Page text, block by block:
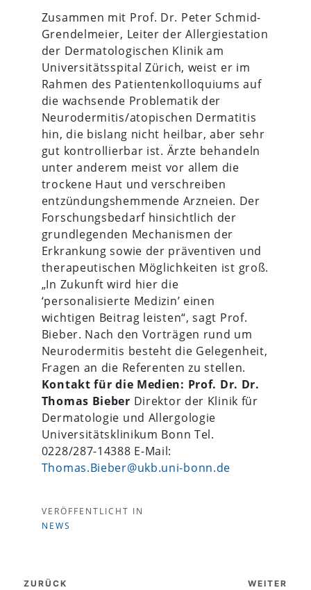
Zusammen mit Prof. Dr. Peter Schmid-
Grendelmeier, Leiter der Allergiestation
der Dermatologischen Klinik am
Universitätsspital Zürich, weist er im
Rahmen des Patientenkolloquiums auf
die wachsende Problematik der
Neurodermitis/atopischen Dermatitis
hin, die bislang nicht heilbar, aber sehr
gut kontrollierbar ist. Ärzte behandeln
unter anderem meist vor allem die
trockene Haut und verschreiben
entzündungshemmende Arzneien. Der
Forschungsbedarf hinsichtlich der
grundlegenden Mechanismen der
Erkrankung sowie der präventiven und
therapeutischen Möglichkeiten ist groß.
„In Zukunft wird hier die
‘personalisierte Medizin’ einen
wichtigen Beitrag leisten“, sagt Prof.
Bieber. Nach den Vorträgen rund um
Neurodermitis besteht die Gelegenheit,
Fragen an die Referenten zu stellen.
Kontakt für die Medien: Prof. Dr. Dr.
Thomas Bieber Direktor der Klinik für
Dermatologie und Allergologie
Universitätsklinikum Bonn Tel.
0228/287-14388 E-Mail:
Thomas.Bieber@ukb.uni-bonn.de
VERÖFFENTLICHT IN
NEWS
ZURÜCK WEITER